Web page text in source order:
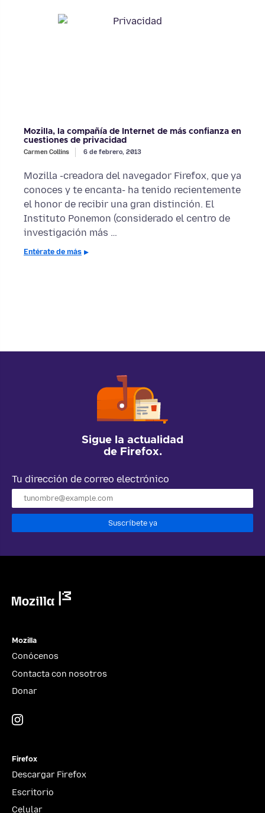
Mozilla, la compañía de Internet de más confianza en
cuestiones de privacidad
Carmen Collins 6 de febrero, 2013
Mozilla -creadora del navegador Firefox, que ya
conoces y te encanta- ha tenido recientemente
el honor de recibir una gran distinción. El
Instituto Ponemon (considerado el centro de
investigación más …
Entérate de más
Sigue la actualidad
de Firefox.
Tu dirección de correo electrónico
Suscríbete ya
Mozilla
Conócenos
Contacta con nosotros
Donar
Firefox
Descargar Firefox
Escritorio
Celular